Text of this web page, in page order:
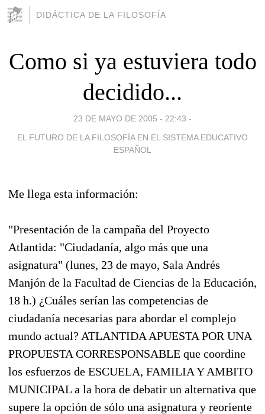
DIDÁCTICA DE LA FILOSOFÍA
Como si ya estuviera todo
decidido...
23 DE MAYO DE 2005 - 22:43 -
EL FUTURO DE LA FILOSOFÍA EN EL SISTEMA EDUCATIVO
ESPAÑOL
Me llega esta información:
"Presentación de la campaña del Proyecto
Atlantida: "Ciudadanía, algo más que una
asignatura" (lunes, 23 de mayo, Sala Andrés
Manjón de la Facultad de Ciencias de la Educación,
18 h.) ¿Cuáles serían las competencias de
ciudadanía necesarias para abordar el complejo
mundo actual? ATLANTIDA APUESTA POR UNA
PROPUESTA CORRESPONSABLE que coordine
los esfuerzos de ESCUELA, FAMILIA Y AMBITO
MUNICIPAL a la hora de debatir un alternativa que
supere la opción de sólo una asignatura y reoriente